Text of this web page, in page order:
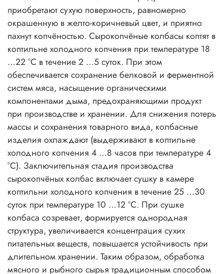
приобретают сухую поверхность, равномерно
окрашенную в желто-коричневый цвет, и приятно
пахнут копчёностью. Сырокопчёные колбасы коптят в
коптильне холодного копчения при температуре 18
…22 °С в течение 2 …5 суток. При этом
обеспечивается сохранение белковой и ферментной
систем мяса, насыщение органическими
компонентами дыма, предохраняющими продукт
при производстве и хранении. Для снижения потерь
массы и сохранения товарного вида, колбасные
изделия охлаждают (выдерживают в коптильне
холодного копчения 4 …8 часов при температуре 4
°С). Заключительная стадия производства
сырокопчёных колбас включает сушку в камере
коптильни холодного копчения в течение 25 …30
суток при температуре 10 …12 °С. При сушке
колбаса созревает, формируется однородная
структура, увеличивается концентрация сухих
питательных веществ, повышается устойчивость при
длительном хранении. Таким образом, обработка
мясного и рыбного сырья традиционным способом